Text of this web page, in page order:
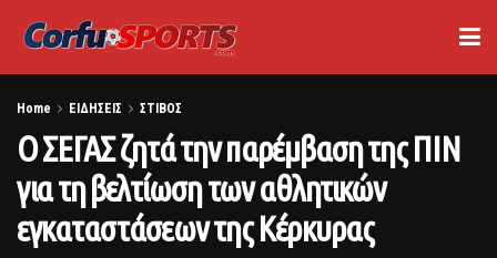
Home ΕΙΔΗΣΕΙΣ ΣΤΙΒΟΣ
Ο ΣΕΓΑΣ ζητά την παρέμβαση της ΠΙΝ
για τη βελτίωση των αθλητικών
εγκαταστάσεων της Κέρκυρας